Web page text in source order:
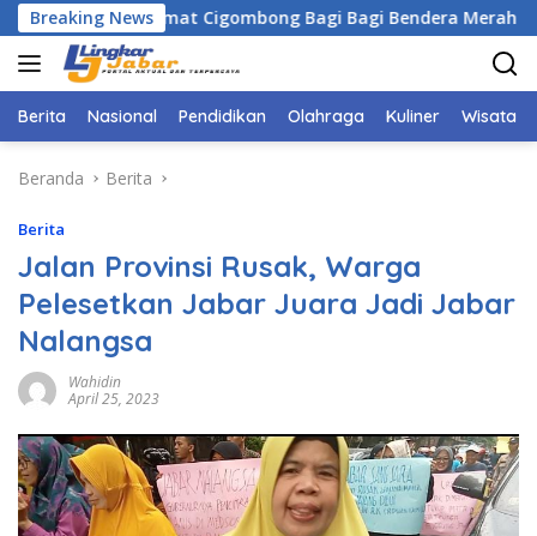
Langsung
ke
konten
Breaking News
Camat Cigombong Bagi Bagi Bendera Merah Putih
Berita Nasional Pendidikan Olahraga Kuliner Wisata
Beranda Berita
Berita
Jalan Provinsi Rusak, Warga
Pelesetkan Jabar Juara Jadi Jabar
Nalangsa
Wahidin
April 25, 2023